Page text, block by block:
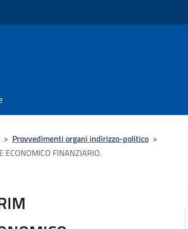
> Provvedimenti organi indirizzo-politico >
ECONOMICO FINANZIARIO.